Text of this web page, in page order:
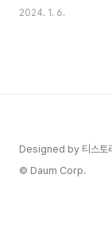
가전 중계 시청 대한민
평가전의 중계는 TV조
2024. 1. 6.
Designed by 티스토
© Daum Corp.